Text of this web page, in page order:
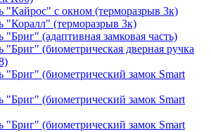
"Кайрос" с окном (терморазрыв 3к)
"Коралл" (терморазрыв 3к)
"Бриг" (адаптивная замковая часть)
"Бриг" (биометрическая дверная ручка
"Бриг" (биометрический замок Smart
"Бриг" (биометрический замок Smart
"Бриг" (биометрический замок Smart